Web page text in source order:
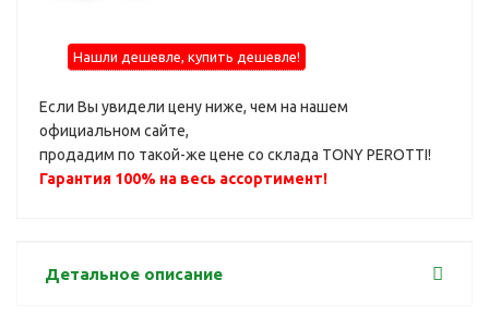
Нашли дешевле, купить дешевле!
Если Вы увидели цену ниже, чем на нашем
официальном сайте,
продадим по такой-же цене со склада TONY PEROTTI!
Гарантия 100% на весь ассортимент!
Детальное описание